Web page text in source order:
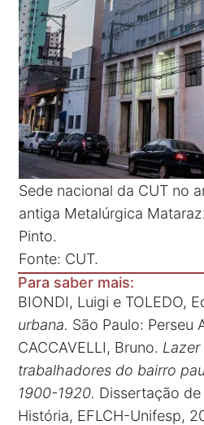
Sede nacional da CUT no
antiga Metalúrgica
Pinto.
Fonte: CUT.
Para saber mais:
BIONDI, Luigi e TOLEDO,
urbana. São Paulo: Perseu
CACCAVELLI, Bruno.
trabalhadores do bairro
1900-1920. Dissertação
História, EFLCH-Unifesp,